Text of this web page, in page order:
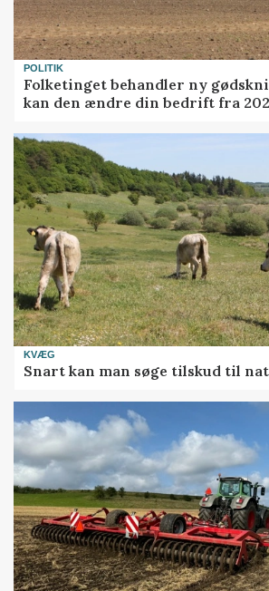
POLITIK
Folketinget behandler ny
kan den ændre din bedrift fra
KVÆG
Snart kan man søge tilskud til